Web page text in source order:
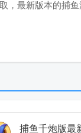
，最新版本的捕鱼
捕鱼千炮版最